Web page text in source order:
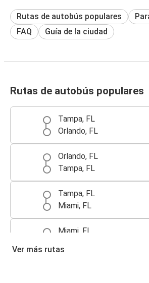
Rutas de autobús populares
FAQ
Guía de la ciudad
Rutas de autobús populares
Tampa, FL
Orlando, FL
Orlando, FL
Tampa, FL
Tampa, FL
Miami, FL
Miami, FL
Ver más rutas